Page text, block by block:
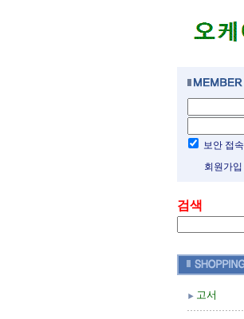
보안 접속
회원가입
검색
고서